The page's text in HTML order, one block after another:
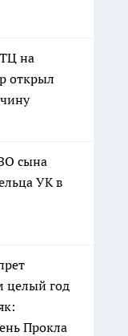
на
открыл
сына
УК в
целый год
Прокла